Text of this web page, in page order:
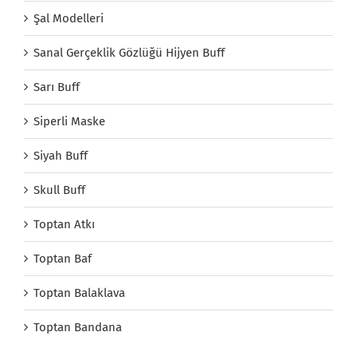
Şal Modelleri
Sanal Gerçeklik Gözlüğü Hijyen Buff
Sarı Buff
Siperli Maske
Siyah Buff
Skull Buff
Toptan Atkı
Toptan Baf
Toptan Balaklava
Toptan Bandana